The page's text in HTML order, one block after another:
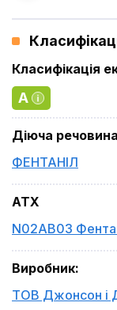
Класифікація
A
Діюча речовина
ФЕНТАНІЛ
ATX
N02AB03
Виробник:
ТОВ Джонсон і